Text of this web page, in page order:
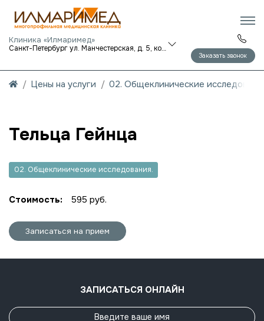
Клиника «Илмаримед»
Санкт-Петербург ул. Манчестерская, д. 5, корп. 1
Заказать звонок
Цены на услуги 02. Общеклинические
Тельца Гейнца
02. Общеклинические исследования.
Стоимость: 595 руб.
Записаться на прием
ЗАПИСАТЬСЯ ОНЛАЙН